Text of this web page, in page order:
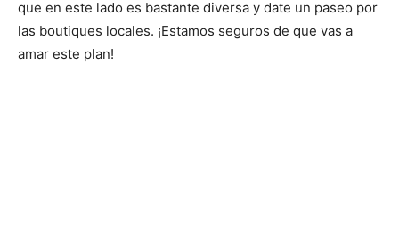
que en este lado es bastante diversa y date un paseo por
las boutiques locales. ¡Estamos seguros de que vas a
amar este plan!